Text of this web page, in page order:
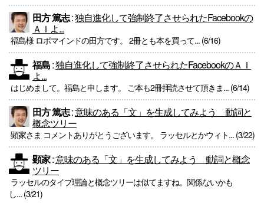
田方 篤志:独自進化して強制終了させられたFacebookの
ＡＩよ...
福島様 ロボマインドの田方です。 2冊とも本を買って... (6/16)
福島:独自進化して強制終了させられたFacebookのＡＩ
よ...
はじめまして。福島と申します。 ご本も2冊拝読させて頂きま... (6/14)
田方 篤志:意味のある「文」を生成してみよう 動詞と
概念ツリー
顕家さま コメントありがとうございます。 ラッセルとかウィト... (3/22)
顕家:意味のある「文」を生成してみよう 動詞と概念
ツリー
ラッセルのタイプ理論と概念ツリーは似てますね。関係ないかも
し... (3/21)